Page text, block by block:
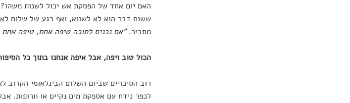
האם יום אחד של הפסקת אש יכול לשנות
ששום דבר הוא לא לשווא, ואף רגע של שלום
מסביר."אם נכניס לתוכה טיפה אחת, טיפה
הכול טוב ויפה, אבל איפה אנחנו בתוך כל
רוב הסיכויים שביום השלום הבינלאומי
לכפר נידח עם אספקת מים נקיים או תרופות.